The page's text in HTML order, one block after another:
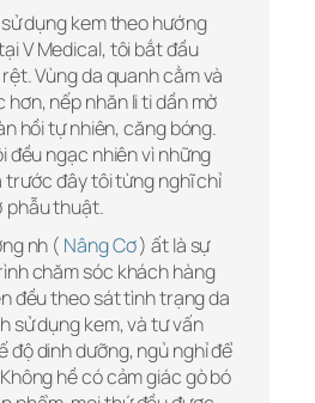
dụng kem theo hướng
V Medical, tôi bắt đầu
Vùng da quanh cằm và
nếp nhăn li ti dần mờ
hồi tự nhiên, căng bóng.
đều ngạc nhiên vì những
đây tôi từng nghĩ chỉ
phẫu thuật.
nh ( Nâng Cơ) ất là sự
chăm sóc khách hàng
đều theo sát tình trạng da
sử dụng kem, và tư vấn
độ dinh dưỡng, ngủ nghỉ để
hề có cảm giác gò bó